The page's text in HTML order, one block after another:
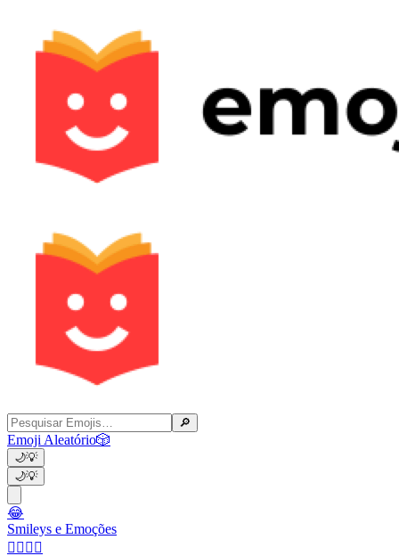
🔎
Emoji Aleatório🎲
🌙💡
🌙💡
😂
Smileys e Emoções
👩‍❤️‍💋‍👨